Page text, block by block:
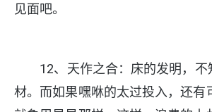
见面吧。
12、天作之合：床的发明，不
材。而如果嘿咻的太过投入，还有